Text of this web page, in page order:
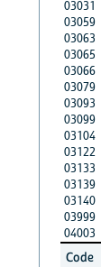
03031
03059
03063
03065
03066
03079
03093
03099
03104
03122
03133
03139
03140
03999
04003
Code